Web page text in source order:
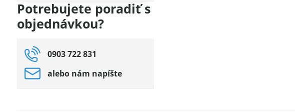
Potrebujete poradiť s
objednávkou?
0903 722 831
alebo nám napíšte